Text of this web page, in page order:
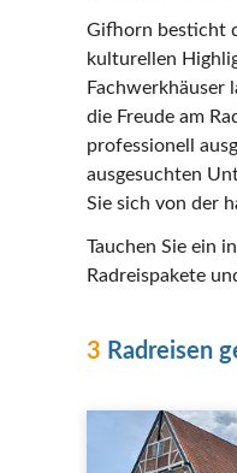
Gifhorn besticht
kulturellen
Fachwerkhäuser
die Freude am
professionell
ausgesuchten
Sie sich von der
Tauchen Sie ein
Radreispakete
3 Radreisen